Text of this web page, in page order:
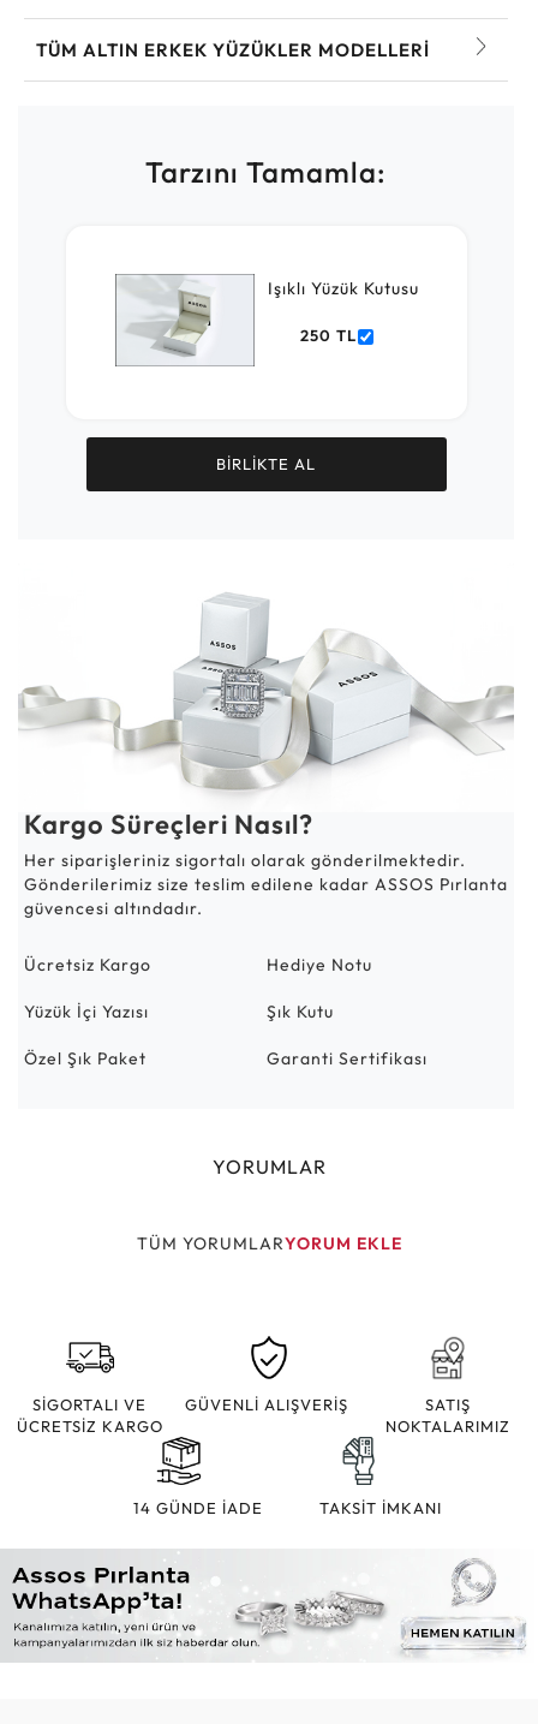
TÜM ALTIN ERKEK YÜZÜKLER MODELLERI
Tarzını Tamamla:
Işıklı Yüzük Kutusu
250 TL
BİRLİKTE AL
Kargo Süreçleri Nasıl?
Her siparişleriniz sigortalı olarak gönderilmektedir.
Gönderilerimiz size teslim edilene kadar ASSOS Pırlanta
güvencesi altındadır.
Ücretsiz Kargo Hediye Notu
Yüzük İçi Yazısı Şık Kutu
Özel Şık Paket Garanti Sertifikası
YORUMLAR
TÜM YORUMLARYORUM EKLE
SİGORTALI VE
ÜCRETSİZ KARGO
GÜVENLİ ALIŞVERİŞ
SATIŞ
NOKTALARIMIZ
14 GÜNDE İADE TAKSİT İMKANI